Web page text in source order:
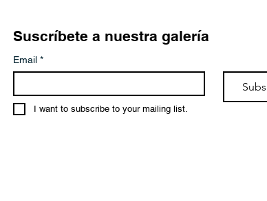
Suscríbete a nuestra galería
Email *
I want to subscribe to your mailing list.